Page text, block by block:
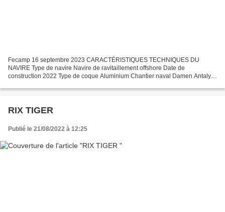
Fecamp 16 septembre 2023 CARACTÉRISTIQUES TECHNIQUES DU
NAVIRE Type de navire Navire de ravitaillement offshore Date de
construction 2022 Type de coque Aluminium Chantier naval Damen Antalya
RIX TIGER
Publié le 21/08/2022 à 12:25